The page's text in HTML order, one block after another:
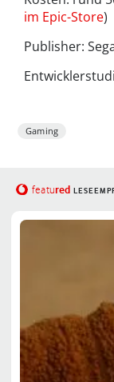
im Epic-Store)
Publisher:
Gaming
featured